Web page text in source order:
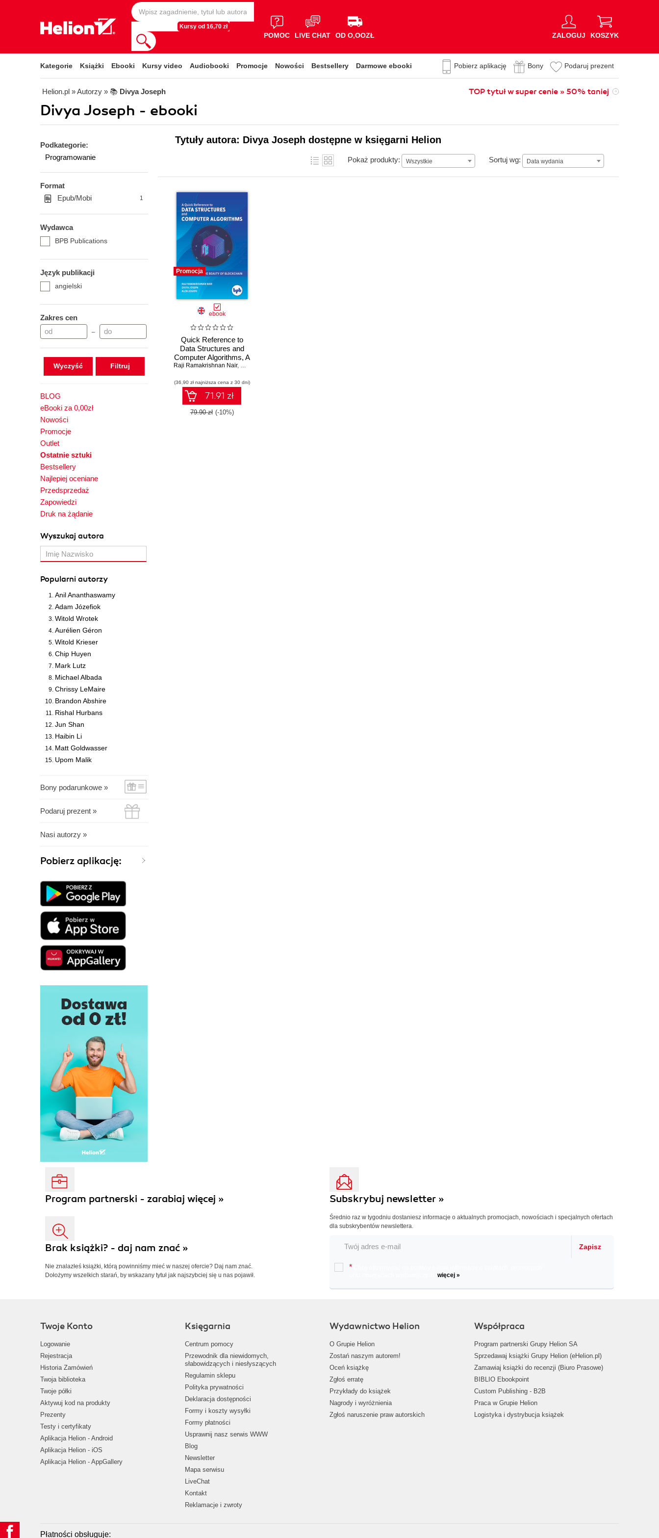
Kursy od 16,70 zł
POMOC LIVE CHAT OD O,OOZŁ ZALOGUJ KOSZYK
Kategorie Książki Ebooki Kursy video Audiobooki Promocje Nowości Bestsellery Darmowe ebooki Pobierz aplikację Bony Podaruj prezent
Helion.pl » Autorzy » 📚 Divya Joseph TOP tytuł w super cenie » 50% taniej
Divya Joseph - ebooki
Podkategorie:
Programowanie
Format
Epub/Mobi
1
Wydawca
BPB Publications
Język publikacji
angielski
Zakres cen
–
Wyczyść
BLOG
eBooki za 0,00zł
Nowości
Promocje
Outlet
Ostatnie sztuki
Bestsellery
Najlepiej oceniane
Przedsprzedaż
Zapowiedzi
Druk na żądanie
Wyszukaj autora
Popularni autorzy
Anil Ananthaswamy
Adam Józefiok
Witold Wrotek
Aurélien Géron
Witold Krieser
Chip Huyen
Mark Lutz
Michael Albada
Chrissy LeMaire
Brandon Abshire
Rishal Hurbans
Jun Shan
Haibin Li
Matt Goldwasser
Upom Malik
Bony podarunkowe »
Podaruj prezent »
Nasi autorzy »
Pobierz aplikację:
Tytuły autora: Divya Joseph dostępne w księgarni Helion
Pokaż produkty: Wszystkie Sortuj wg: Data wydania
Data wydania
Promocja
ebook
Quick Reference to
Data Structures and
Computer Algorithms, A
Raji Ramakrishnan Nair, Divya Joseph
(36,90 zł najniższa cena z 30 dni)
71.91 zł
79.90 zł (-10%)
Program partnerski - zarabiaj więcej »
Brak książki? - daj nam znać »
Nie znalazłeś książki, którą powinniśmy mieć w naszej ofercie? Daj nam znać.
Dołożymy wszelkich starań, by wskazany tytuł jak najszybciej się u nas pojawił.
Subskrybuj newsletter »
Średnio raz w tygodniu dostaniesz informacje o aktualnych promocjach, nowościach i specjalnych ofertach
dla subskrybentów newslettera.
Zapisz
*
więcej »
Twoje Konto
Logowanie
Rejestracja
Historia Zamówień
Twoja biblioteka
Twoje półki
Aktywuj kod na produkty
Prezenty
Testy i certyfikaty
Aplikacja Helion - Android
Aplikacja Helion - iOS
Aplikacja Helion - AppGallery
Księgarnia
Centrum pomocy
Przewodnik dla niewidomych,
słabowidzących i niesłyszących
Regulamin sklepu
Polityka prywatności
Deklaracja dostępności
Formy i koszty wysyłki
Formy płatności
Usprawnij nasz serwis WWW
Blog
Newsletter
Mapa serwisu
LiveChat
Kontakt
Reklamacje i zwroty
Wydawnictwo Helion
O Grupie Helion
Zostań naszym autorem!
Oceń książkę
Zgłoś erratę
Przykłady do książek
Nagrody i wyróżnienia
Zgłoś naruszenie praw autorskich
Współpraca
Program partnerski Grupy Helion SA
Sprzedawaj książki Grupy Helion (eHelion.pl)
Zamawiaj książki do recenzji (Biuro Prasowe)
BIBLIO Ebookpoint
Custom Publishing - B2B
Praca w Grupie Helion
Logistyka i dystrybucja książek
Płatności obsługuje: